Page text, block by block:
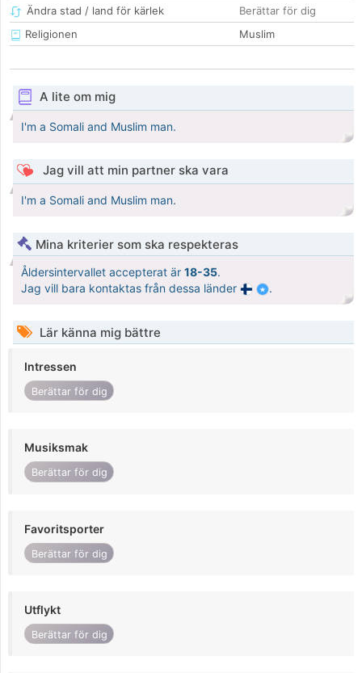
Ändra stad / land för kärlek
Berättar för dig
Religionen
Muslim
A lite om mig
I'm a Somali and Muslim man.
Jag vill att min partner ska vara
I'm a Somali and Muslim man.
Mina kriterier som ska respekteras
Åldersintervallet accepterat är 18-35.
Jag vill bara kontaktas från dessa länder
.
Lär känna mig bättre
Intressen
Berättar för dig
Musiksmak
Berättar för dig
Favoritsporter
Berättar för dig
Utflykt
Berättar för dig